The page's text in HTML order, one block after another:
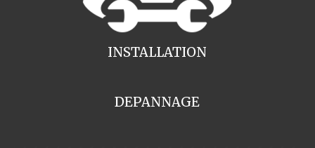
INSTALLATION
DEPANNAGE